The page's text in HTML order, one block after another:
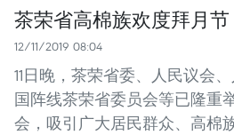
茶荣省高棉族欢度拜月节
12/11/2019 08:04
11日晚，茶荣省委、人民议会
国阵线茶荣省委员会等已隆重
会，吸引广大居民群众、高棉